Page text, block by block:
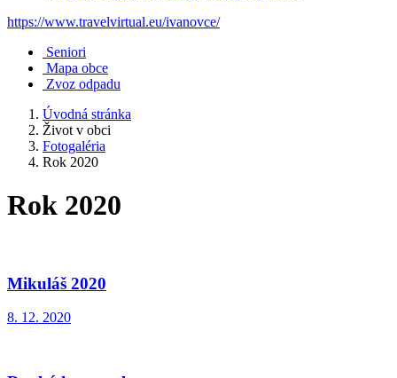
https://www.travelvirtual.eu/ivanovce/
Seniori
Mapa obce
Zvoz odpadu
Úvodná stránka
Život v obci
Fotogaléria
Rok 2020
Rok 2020
Mikuláš 2020
8. 12. 2020